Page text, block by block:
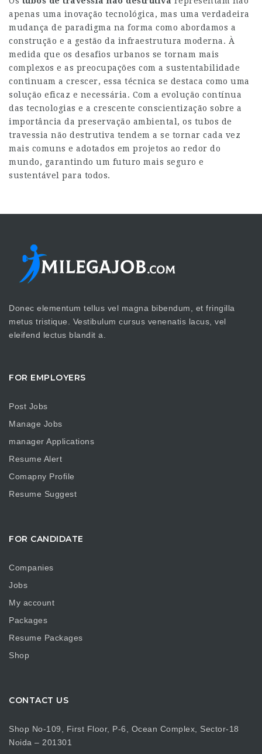
apenas uma inovação tecnológica, mas uma verdadeira
mudança de paradigma na forma como abordamos a
construção e a gestão da infraestrutura moderna. À
medida que os desafios urbanos se tornam mais
complexos e as preocupações com a sustentabilidade
continuam a crescer, essa técnica se destaca como uma
solução eficaz e necessária. Com a evolução contínua
das tecnologias e a crescente conscientização sobre a
importância da preservação ambiental, os tubos de
travessia não destrutiva tendem a se tornar cada vez
mais comuns e adotados em projetos ao redor do
mundo, garantindo um futuro mais seguro e
sustentável para todos.
Donec elementum tellus vel magna bibendum, et fringilla
metus tristique. Vestibulum cursus venenatis lacus, vel
eleifend lectus blandit a.
FOR EMPLOYERS
Post Jobs
Manage Jobs
manager Applications
Resume Alert
Comapny Profile
Resume Suggest
FOR CANDIDATE
Companies
Jobs
My account
Packages
Resume Packages
Shop
CONTACT US
Shop No-109, First Floor, P-6, Ocean Complex, Sector-18
Noida – 201301